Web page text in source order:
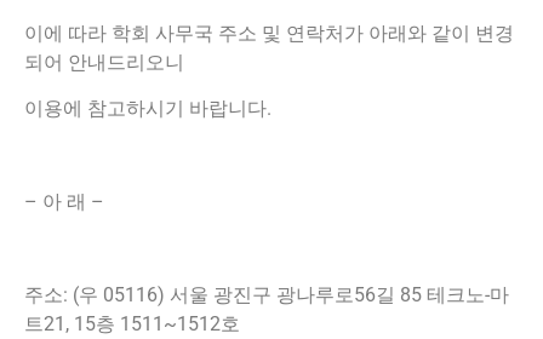
이에 따라 학회 사무국 주소 및 연락처가 아래와 같이 변경
되어 안내드리오니
이용에 참고하시기 바랍니다.
– 아 래 –
주소: (우 05116) 서울 광진구 광나루로56길 85 테크노-마
트21, 15층 1511~1512호